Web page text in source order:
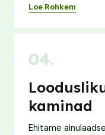
Loe Rohkem
04.
kaminad
Ehitame